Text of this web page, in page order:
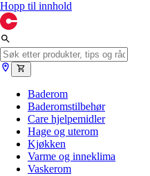
Hopp til innhold
Baderom
Baderomstilbehør
Care hjelpemidler
Hage og uterom
Kjøkken
Varme og inneklima
Vaskerom